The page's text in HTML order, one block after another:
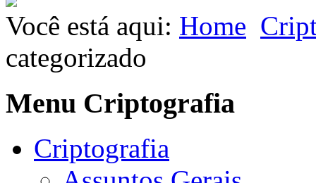
Você está aqui: Home
categorizado
Menu Criptografia
Criptografia